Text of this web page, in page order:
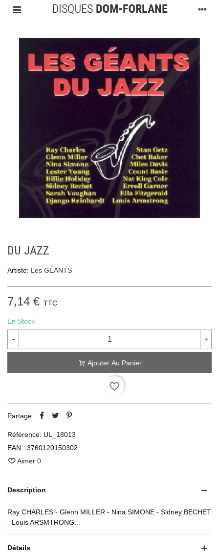
DU JAZZ
Artiste: Les GÉANTS
7,14 € TTC
En Stock
- +
Ajouter Au Panier
favorite_border
Partage
Référence: UL_18013
EAN : 3760120150302
Aimer 0
Description
Ray CHARLES - Glenn MILLER - Nina SIMONE - Sidney BECHET
- Louis ARSMTRONG...
Détails